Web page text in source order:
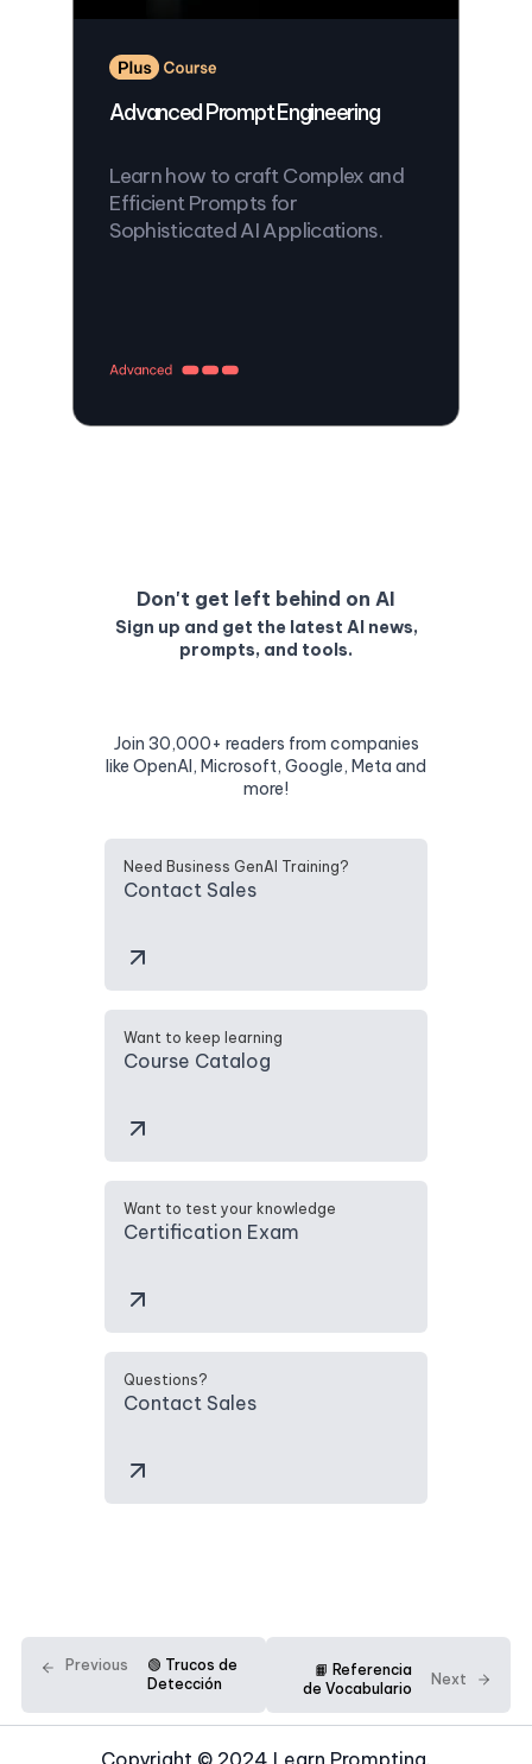
Advanced Prompt Engineering
Learn how to craft Complex and
Efficient Prompts for
Sophisticated AI Applications.
Don't get left behind on AI
Sign up and get the latest AI news,
prompts, and tools.
Join 30,000+ readers from companies
like OpenAI, Microsoft, Google, Meta and
more!
Need Business GenAI Training?
Contact Sales
Want to keep learning
Course Catalog
Want to test your knowledge
Certification Exam
Questions?
Contact Sales
Previous
🟢 Trucos de
Detección
📙 Referencia
de Vocabulario
Next
Copyright © 2024 Learn Prompting.